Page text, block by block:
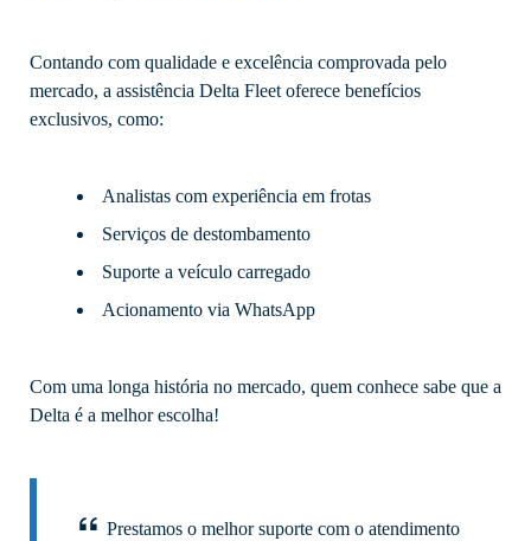
Contando com qualidade e excelência comprovada pelo
mercado, a assistência Delta Fleet oferece benefícios
exclusivos, como:
Analistas com experiência em frotas
Serviços de destombamento
Suporte a veículo carregado
Acionamento via WhatsApp
Com uma longa história no mercado, quem conhece sabe que a
Delta é a melhor escolha!
Prestamos o melhor suporte com o atendimento